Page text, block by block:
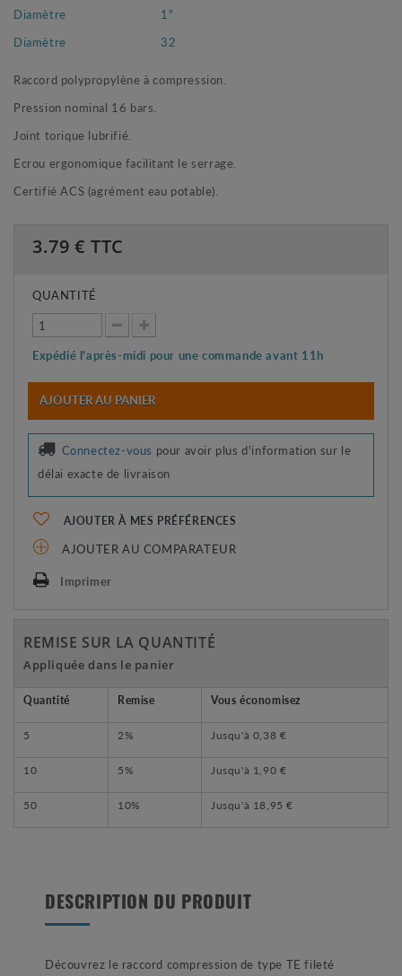
Diamètre
1"
Diamètre
32
Raccord polypropylène à compression.
Pression nominal 16 bars.
Joint torique lubrifié.
Ecrou ergonomique facilitant le serrage.
Certifié ACS (agrément eau potable).
3.79 € TTC
QUANTITÉ
Expédié l'après-midi pour une commande avant 11h
AJOUTER AU PANIER
Connectez-vous pour avoir plus d'information sur le
délai exacte de livraison
AJOUTER À MES PRÉFÉRENCES
AJOUTER AU COMPARATEUR
Imprimer
REMISE SUR LA QUANTITÉ
Appliquée dans le panier
Quantité Remise Vous économisez
5 2% Jusqu'à 0,38 €
10 5% Jusqu'à 1,90 €
50 10% Jusqu'à 18,95 €
DESCRIPTION DU PRODUIT
Découvrez le raccord compression de type TE fileté